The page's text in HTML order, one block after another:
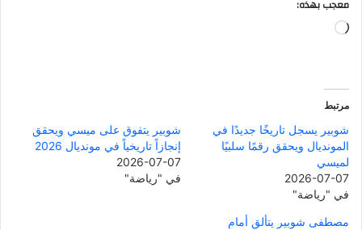
معجب بهذه:
جاري
مرتبط
شوبير يسجل تاريخًا جديدًا في
المونديال ويحقق رقمًا سلبيًا
لميسي
2026-07-07
في "رياضة"
شوبير يتفوق على ميسي ويحقق
إنجازاً تاريخياً في مونديال 2026
2026-07-07
في "رياضة"
مصطفى شوبير يتألق أمام